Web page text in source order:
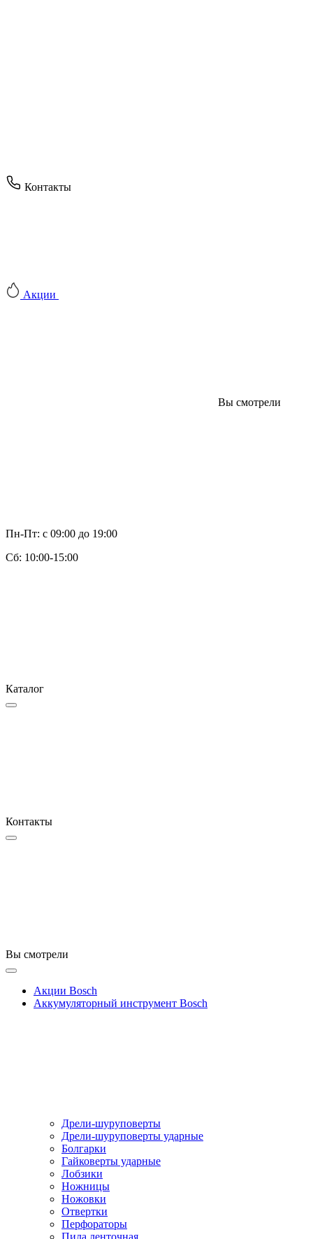
Контакты
Акции
Вы смотрели
Пн-Пт: с 09:00 до 19:00
Cб: 10:00-15:00
Каталог
Контакты
Вы смотрели
Акции Bosch
Аккумуляторный инструмент Bosch
Дрели-шуруповерты
Дрели-шуруповерты ударные
Болгарки
Гайковерты ударные
Лобзики
Ножницы
Ножовки
Отвертки
Перфораторы
Пила ленточная